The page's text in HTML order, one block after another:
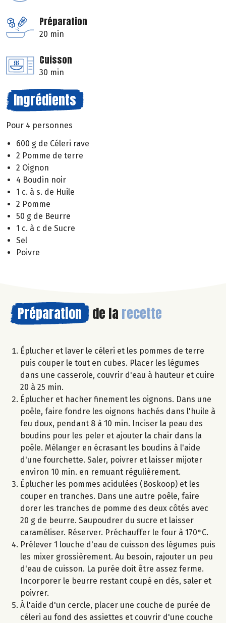
Préparation
20 min
Cuisson
30 min
Ingrédients
Pour 4 personnes
600 g de Céleri rave
2 Pomme de terre
2 Oignon
4 Boudin noir
1 c. à s. de Huile
2 Pomme
50 g de Beurre
1 c. à c de Sucre
Sel
Poivre
Préparation de la recette
Éplucher et laver le céleri et les pommes de terre
puis couper le tout en cubes. Placer les légumes
dans une casserole, couvrir d'eau à hauteur et cuire
20 à 25 min.
Éplucher et hacher finement les oignons. Dans une
poêle, faire fondre les oignons hachés dans l'huile à
feu doux, pendant 8 à 10 min. Inciser la peau des
boudins pour les peler et ajouter la chair dans la
poêle. Mélanger en écrasant les boudins à l'aide
d'une fourchette. Saler, poivrer et laisser mijoter
environ 10 min. en remuant régulièrement.
Éplucher les pommes acidulées (Boskoop) et les
couper en tranches. Dans une autre poêle, faire
dorer les tranches de pomme des deux côtés avec
20 g de beurre. Saupoudrer du sucre et laisser
caraméliser. Réserver. Préchauffer le four à 170°C.
Prélever 1 louche d'eau de cuisson des légumes puis
les mixer grossièrement. Au besoin, rajouter un peu
d'eau de cuisson. La purée doit être assez ferme.
Incorporer le beurre restant coupé en dés, saler et
poivrer.
À l'aide d'un cercle, placer une couche de purée de
céleri au fond des assiettes et couvrir d'une couche